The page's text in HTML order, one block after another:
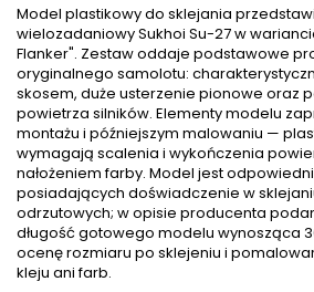
Model plastikowy do sklejania
wielozadaniowy Sukhoi Su-27 w
Flanker". Zestaw oddaje podstawowe
oryginalnego samolotu:
skosem, duże usterzenie pionowe oraz
powietrza silników. Elementy modelu
montażu i późniejszym malowaniu —
wymagają scalenia i wykończenia
nałożeniem farby. Model jest
posiadających doświadczenie w
odrzutowych; w opisie producenta
długość gotowego modelu wynosząca
ocenę rozmiaru po sklejeniu i
kleju ani farb.